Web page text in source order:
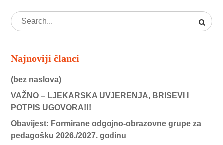
Najnoviji članci
(bez naslova)
VAŽNO – LJEKARSKA UVJERENJA, BRISEVI I
POTPIS UGOVORA!!!
Obavijest: Formirane odgojno-obrazovne grupe za
pedagošku 2026./2027. godinu